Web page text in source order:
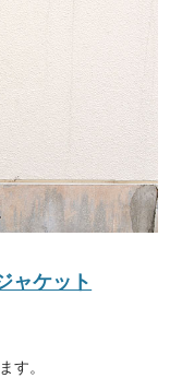
ャケット
す。